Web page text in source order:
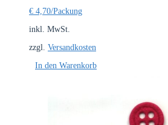
€ 4,70/Packung
inkl. MwSt.
zzgl. Versandkosten
In den Warenkorb